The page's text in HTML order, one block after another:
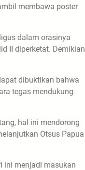
membawa poster
dalam orasinya
II diperketat. Demikian
dibuktikan bahwa
tegas mendukung
hal ini mendorong
Otsus Papua
ini menjadi masukan